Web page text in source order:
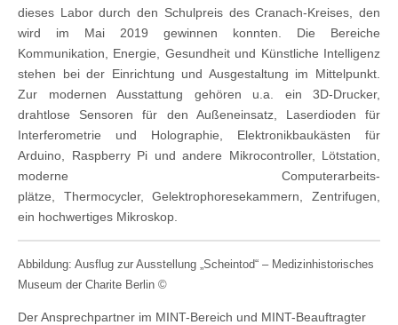
dieses Labor durch den Schulpreis des Cranach-Kreises, den
wird im Mai 2019 gewinnen konnten. Die Bereiche
Kommunikation, Energie, Gesundheit und Künstliche Intelligenz
stehen bei der Einrichtung und Ausgestaltung im Mittelpunkt.
Zur modernen Ausstattung gehören u.a. ein 3D-Drucker,
drahtlose Sensoren für den Außeneinsatz, Laserdioden für
Interferometrie und Holographie, Elektronikbaukästen für
Arduino, Raspberry Pi und andere Mikrocontroller, Lötstation,
moderne Computerarbeits-
plätze, Thermocycler, Gelektrophoresekammern, Zentrifugen,
ein hochwertiges Mikroskop.
Abbildung: Ausflug zur Ausstellung „Scheintod“ – Medizinhistorisches
Museum der Charite Berlin ©
Der Ansprechpartner im MINT-Bereich und MINT-Beauftragter